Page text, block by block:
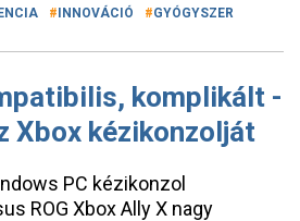
INNOVÁCIÓ GYÓGYSZER
komplikált -
Xbox kézikonzolját
PC kézikonzol
ROG Xbox Ally X nagy